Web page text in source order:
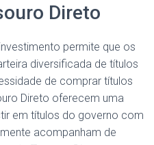
Direto
permite que os
diversificada de títulos
de comprar títulos
Direto oferecem uma
em títulos do governo com
acompanham de